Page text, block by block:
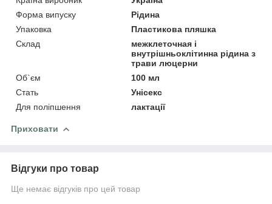
Форма випуску
Рідина
Упаковка
Пластикова пляшка
Склад
межклеточная і
внутрішньоклітинна рідина з
трави люцерни
Об`єм
100 мл
Стать
Унісекс
Для поліпшення
лактації
Приховати
Відгуки про товар
Ще немає відгуків про цей товар